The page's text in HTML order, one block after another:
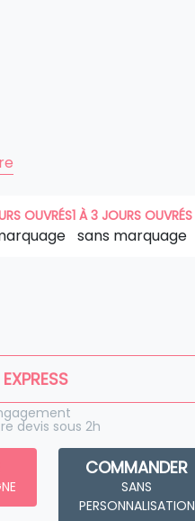
OUVRÉS1 À 3 JOURS OUVRÉS
sans marquage
devis sous 2h
COMMANDER
SANS
PERSONNALISATION